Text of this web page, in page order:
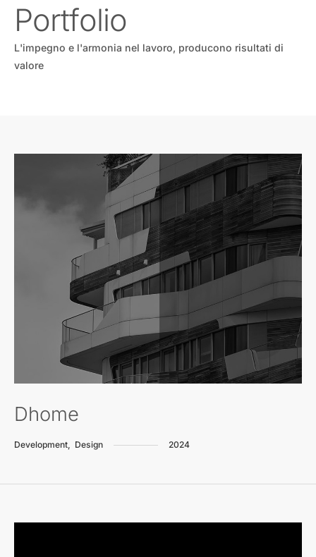
Portfolio
L'impegno e l'armonia nel lavoro, producono risultati di
valore
Dhome
Development, Design 2024